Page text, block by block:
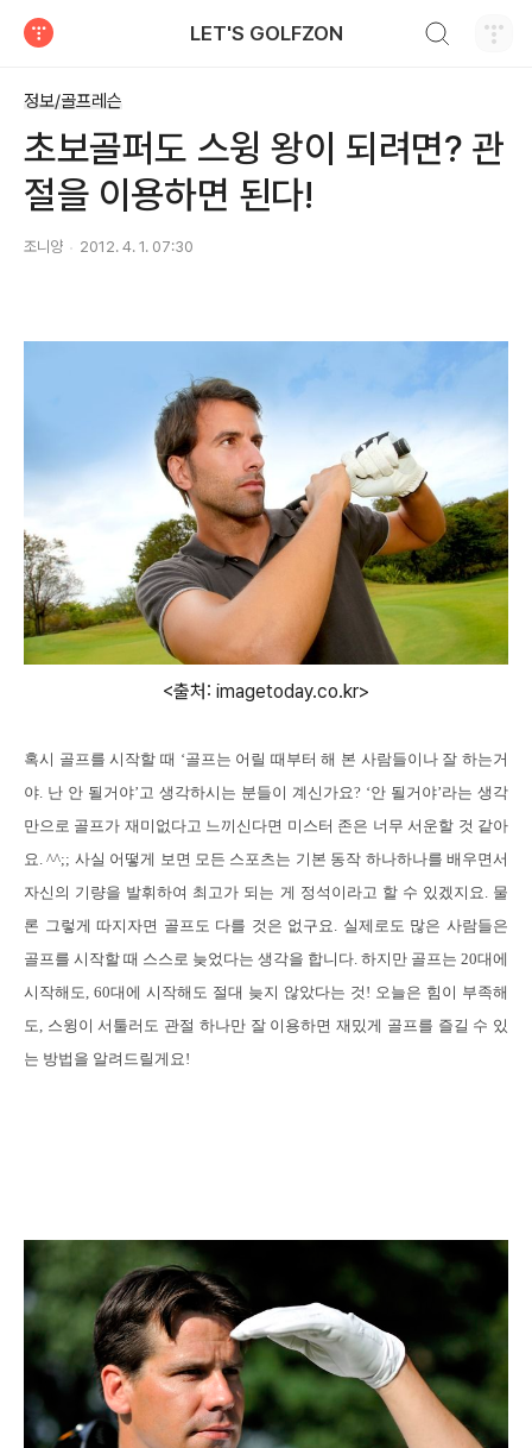
LET'S GOLFZON
정보/골프레슨
초보골퍼도 스윙 왕이 되려면? 관
절을 이용하면 된다!
조니양 2012. 4. 1. 07:30
<출처: imagetoday.co.kr>
혹시 골프를 시작할 때 ‘골프는 어릴 때부터 해 본 사람들이나 잘 하는거
야 난 안 될거야’ 고 생각하시는 분들이 계신가요? ‘안 될거야’라는 생각
만으로 골프가 재미없다고 느끼신다면 미스터 존은 너무 서운할 것 같아
요 . ^^;; 사실 어떻게 보면 모든 스포츠는 기본 동작 하나하나를 배우면서
자신의 기량을 발휘하여 최고가 되는 게 정석이라고 할 수 있겠지요
물
론 그렇게 따지자면 골프도 다를 것은 없구요
실제로도 많은 사람들은
골프를 시작할 때 스스로 늦었다는 생각을 합니다 하지만 골프는 20대에
시작해도 , 60대에 시작해도 절대 늦지 않았다는 것 ! 오늘은 힘이 부족해
도
스윙이 서툴러도 관절 하나만 잘 이용하면 재밌게 골프를 즐길 수 있
는 방법을 알려드릴게요 !